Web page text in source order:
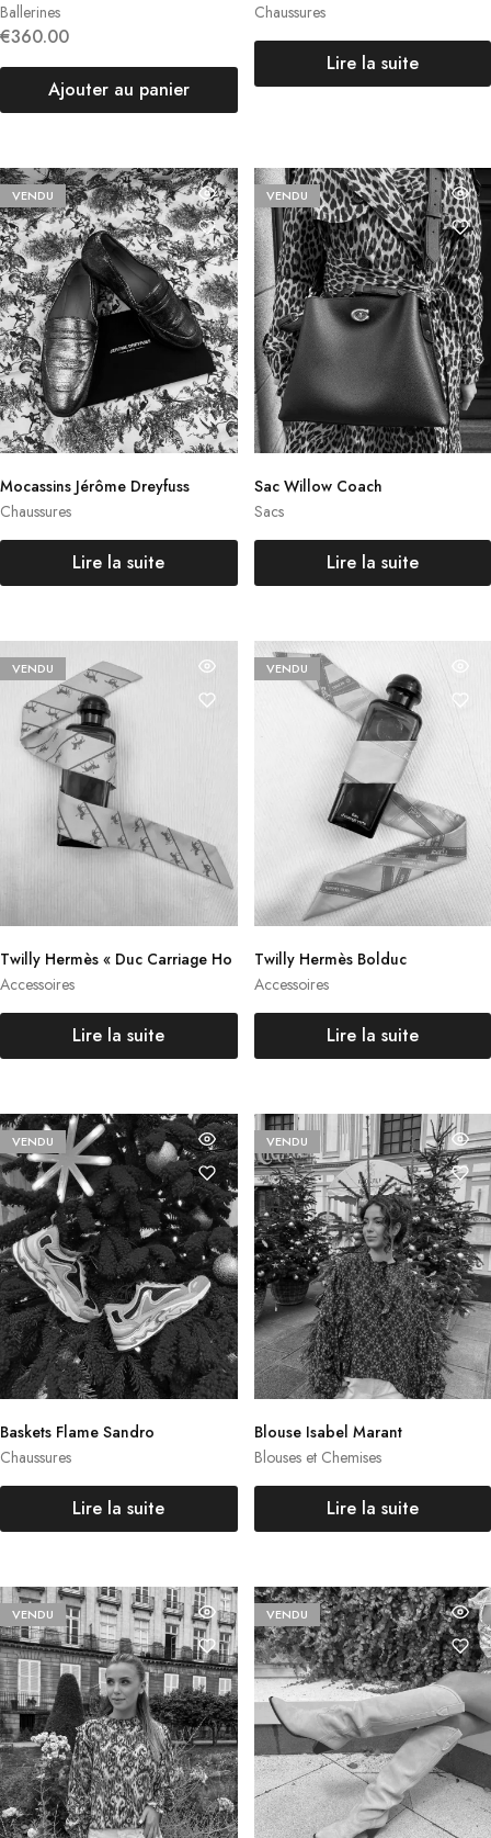
Ballerines
€360.00
Ajouter au panier
Chaussures
Lire la suite
VENDU
Chaussures
Mocassins Jérôme Dreyfuss
Lire la suite
VENDU
Sacs
Sac Willow Coach
Lire la suite
VENDU
Accessoires
Twilly Hermès « Duc Carriage Ho
rses »
Lire la suite
VENDU
Accessoires
Twilly Hermès Bolduc
Lire la suite
VENDU
Chaussures
Baskets Flame Sandro
Lire la suite
VENDU
Blouses et Chemises
Blouse Isabel Marant
Lire la suite
VENDU VENDU